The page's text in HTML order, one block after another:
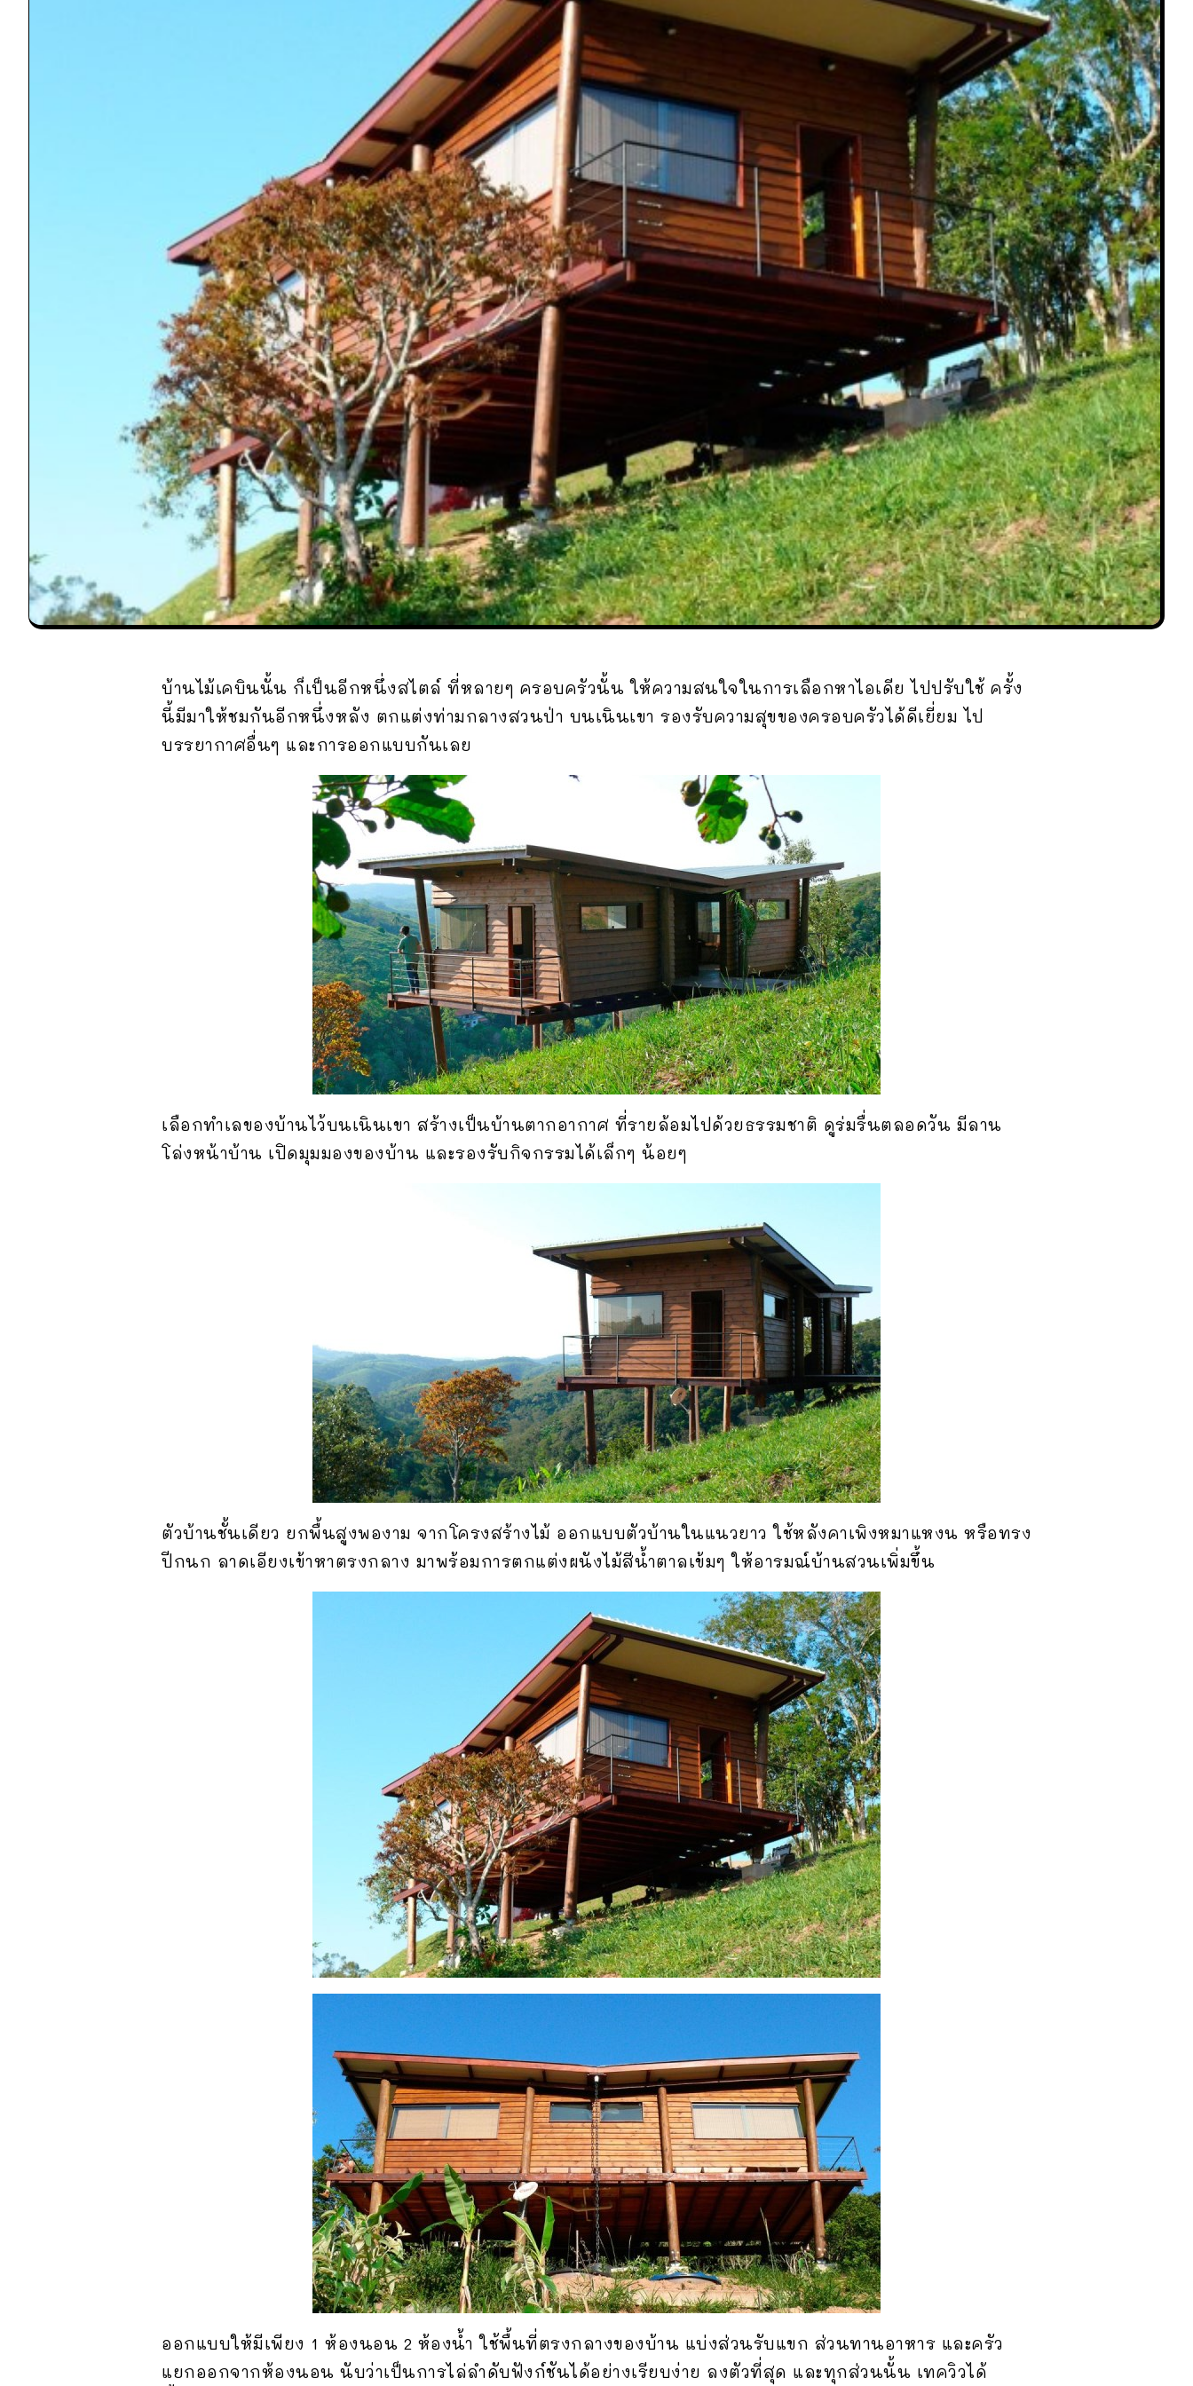
บ้านไม้เคบินนั้น ก็เป็นอีกหนึ่งสไตล์ ที่หลายๆ ครอบครัวนั้น ให้ความสนใจในการเลือกหาไอเดีย ไปปรับใช้ ครั้ง
นี้มีมาให้ชมกันอีกหนึ่งหลัง ตกแต่งท่ามกลางสวนป่า บนเนินเขา รองรับความสุขของครอบครัวได้ดีเยี่ยม ไป
บรรยากาศอื่นๆ และการออกแบบกันเลย
เลือกทำเลของบ้านไว้บนเนินเขา สร้างเป็นบ้านตากอากาศ ที่รายล้อมไปด้วยธรรมชาติ ดูร่มรื่นตลอดวัน มีลาน
โล่งหน้าบ้าน เปิดมุมมองของบ้าน และรองรับกิจกรรมได้เล็กๆ น้อยๆ
ตัวบ้านชั้นเดียว ยกพื้นสูงพองาม จากโครงสร้างไม้ ออกแบบตัวบ้านในแนวยาว ใช้หลังคาเพิงหมาแหงน หรือทรง
ปีกนก ลาดเอียงเข้าหาตรงกลาง มาพร้อมการตกแต่งผนังไม้สีน้ำตาลเข้มๆ ให้อารมณ์บ้านสวนเพิ่มขึ้น
ออกแบบให้มีเพียง 1 ห้องนอน 2 ห้องน้ำ ใช้พื้นที่ตรงกลางของบ้าน แบ่งส่วนรับแขก ส่วนทานอาหาร และครัว
แยกออกจากห้องนอน นับว่าเป็นการไล่ลำดับฟังก์ชันได้อย่างเรียบง่าย ลงตัวที่สุด และทุกส่วนนั้น เทควิวได้